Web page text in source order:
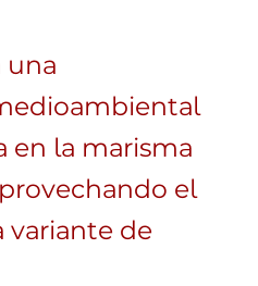
una
en la marisma
el
variante de